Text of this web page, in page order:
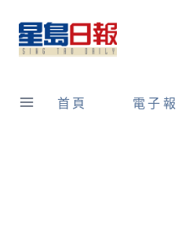
content
首頁 電子報